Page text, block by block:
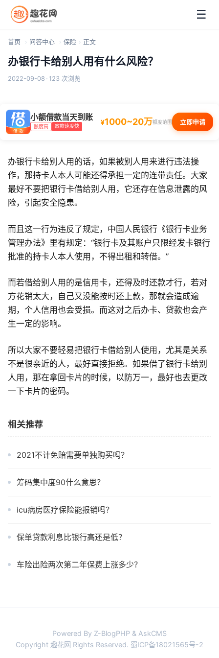
☰
首页 问答中心 保险 正文
办银行卡给别人用有什么风险？
2022-09-08 · 123 次浏览
小额借款当天到账
额度高 放款速度快 ¥1000~20万额度范围 立即申请
办银行卡给别人用的话，如果被别人用来进行违法操
作，那持卡人本人可能还得承担一定的连带责任。大家
最好不要把银行卡借给别人用，它还存在信息泄露的风
险，引起安全隐患。
而且这一行为违反了规定，中国人民银行《银行卡业务
管理办法》里有规定：“银行卡及其账户只限经发卡银行
批准的持卡人本人使用，不得出租和转借。”
而若借给别人用的是信用卡，还得及时还款才行，若对
方花销太大，自己又没能按时还上款，那就会造成逾
期，个人信用也会受损。而这对之后办卡、贷款也会产
生一定的影响。
所以大家不要轻易把银行卡借给别人使用，尤其是关系
不是很亲近的人，最好直接拒绝。如果借了银行卡给别
人用，那在拿回卡片的时候，以防万一，最好也去更改
一下卡片的密码。
相关推荐
2021不计免赔需要单独购买吗？
筹码集中度90什么意思？
icu病房医疗保险能报销吗？
保单贷款利息比银行高还是低？
车险出险两次第二年保费上涨多少？
Powered By Z-BlogPHP & AskCMS
Copyright 趣花网 Rights Reserved. 蜀ICP备18021565号-2